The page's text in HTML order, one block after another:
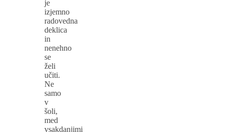
je
izjemno
radovedna
deklica
in
nenehno
se
želi
učiti.
Ne
samo
v
šoli,
med
vsakdanjimi